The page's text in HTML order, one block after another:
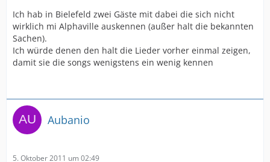
Ich hab in Bielefeld zwei Gäste mit dabei die sich nicht
wirklich mi Alphaville auskennen (außer halt die bekannten
Sachen).
Ich würde denen den halt die Lieder vorher einmal zeigen,
damit sie die songs wenigstens ein wenig kennen
Aubanio
5. Oktober 2011 um 02:49